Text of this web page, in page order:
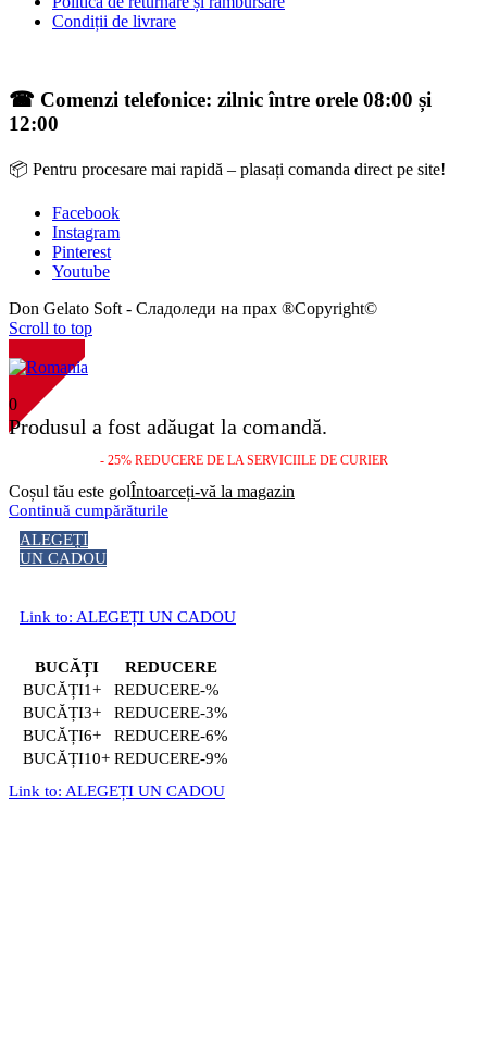
Condiții de livrare
☎ Comenzi telefonice: zilnic între orele 08:00 și
12:00
📦 Pentru procesare mai rapidă – plasați comanda direct pe site!
Facebook
Instagram
Pinterest
Youtube
Don Gelato Soft - Сладоледи на прах ®Copyright©
Scroll to top
0
Produsul a fost adăugat la comandă.
- 25% REDUCERE DE LA SERVICIILE DE CURIER
Coșul tău este golÎntoarceți-vă la magazin
Continuă cumpărăturile
ALEGEȚI
UN CADOU
Link to: ALEGEȚI UN CADOU
BUCĂȚI
REDUCERE
1+
-%
3+
-3%
6+
-6%
10+
-9%
Link to: ALEGEȚI UN CADOU